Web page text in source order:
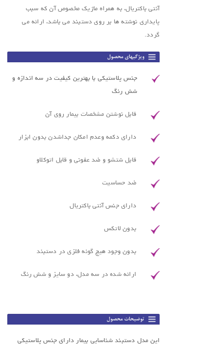
آنتی باکتریال، به همراه ماژیک مخصوص آن که سبب
پایداری نوشته ها بر روی دستبند می باشد، ارائه می
گردد.
جنس پلاستیکی با بهترین کیفیت در سه اندازه و
شش رنگ
قابل نوشتن مشخصات بیمار روی آن
دارای دکمه وعدم امکان جداشدن بدون ابزار
قابل شتشو و ضد عفونی و قابل اتوکلاو
ضد حساسیت
دارای جنس آنتی باکتریال
بدون لاتکس
بدون وجود هیچ گونه فلزی در دستبند
ارائه شده در سه مدل، دو سایز و شش رنگ
این مدل دستبند شناسایی بیمار دارای جنس پلاستیکی